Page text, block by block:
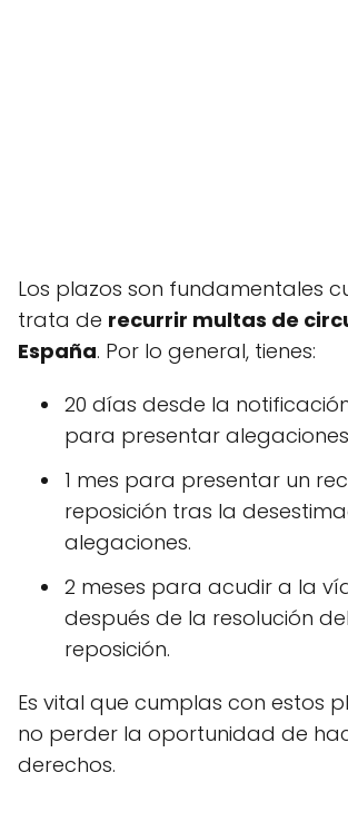
Los plazos son fundamentales
trata de recurrir multas de
España. Por lo general, tienes:
20 días desde la
para presentar
1 mes para presentar un
reposición tras la
alegaciones.
2 meses para acudir a la
después de la resolución
reposición.
Es vital que cumplas con estos
no perder la oportunidad de
derechos.